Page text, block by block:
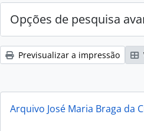
Opções de pesquisa
Previsualizar a impressão
Arquivo José Maria Braga da